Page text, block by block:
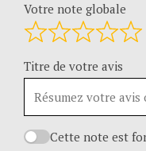
Votre note globale
Titre de votre avis
Cette note est